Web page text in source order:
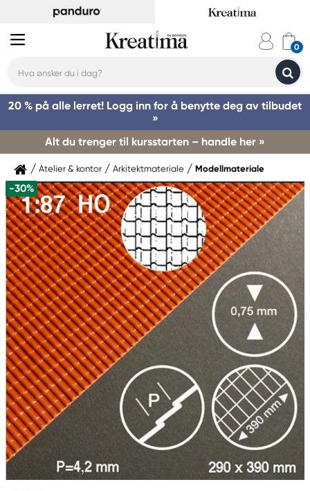
20 % på alle lerret! Logg inn for å benytte deg av tilbudet
»
Alt du trenger til kursstarten – handle her »
Atelier & kontor Arkitektmateriale Modellmateriale
-30%